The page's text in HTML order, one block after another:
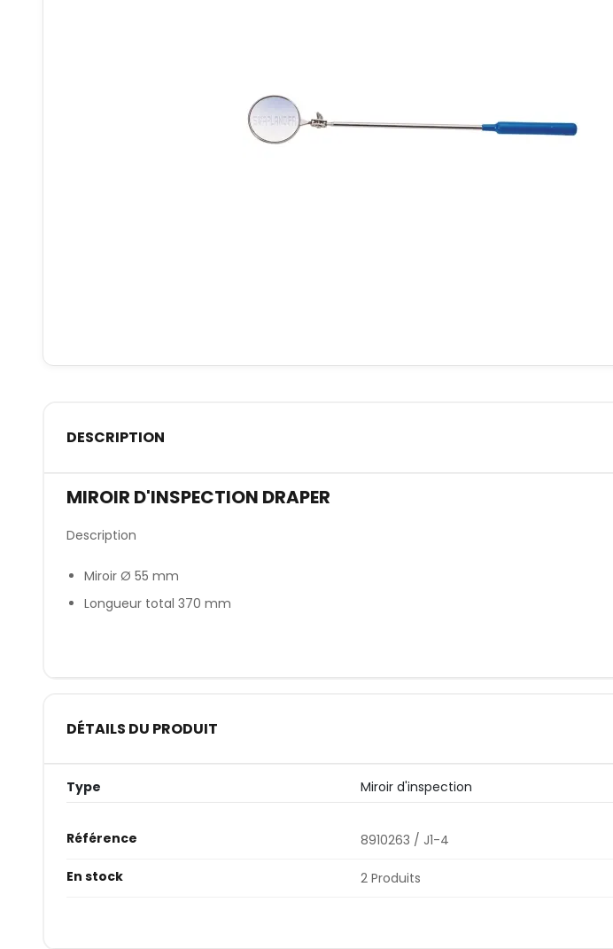
DESCRIPTION
MIROIR D'INSPECTION DRAPER
Description
Miroir Ø 55 mm
Longueur total 370 mm
DÉTAILS DU PRODUIT
Type Miroir d'inspection
Référence 8910263 / J1-4
En stock 2 Produits